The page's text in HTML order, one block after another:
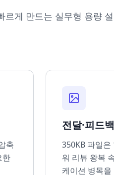
게 만드는 실무형 용량
축
한
전달·피드
350KB 파일은
워 리뷰 왕복
케이션 병목